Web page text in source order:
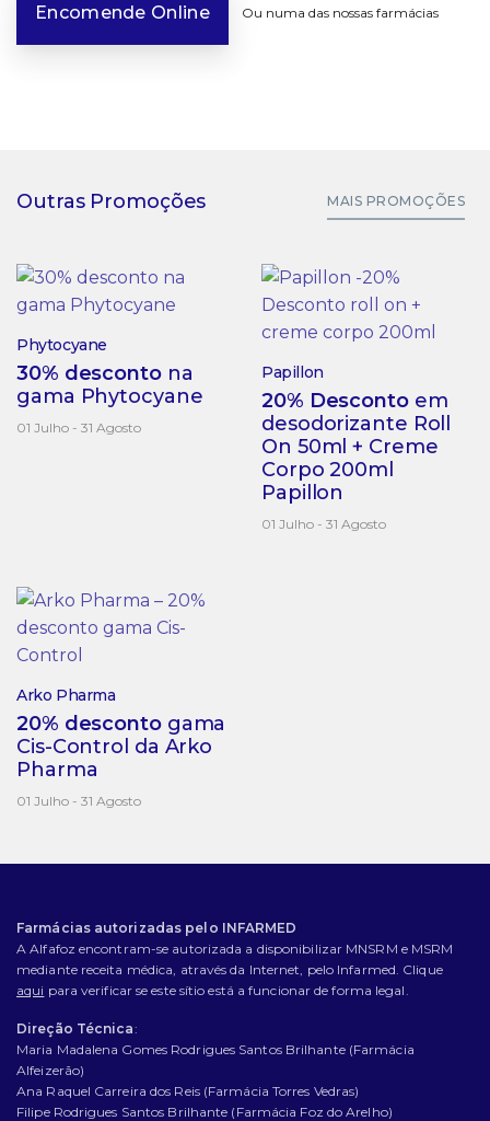
Encomende Online Ou numa das nossas farmácias
Outras Promoções MAIS PROMOÇÕES
Phytocyane
30% descontona
gama Phytocyane
01 Julho - 31 Agosto
Papillon
20% Descontoem
desodorizante Roll
On 50ml + Creme
Corpo 200ml
Papillon
01 Julho - 31 Agosto
Arko Pharma
20% descontogama
Cis-Control da Arko
Pharma
01 Julho - 31 Agosto
Farmácias autorizadas pelo INFARMED
A Alfafoz encontram-se autorizada a disponibilizar MNSRM e MSRM
mediante receita médica, através da Internet, pelo Infarmed. Clique
aqui para verificar se este sítio está a funcionar de forma legal.
Direção Técnica:
Maria Madalena Gomes Rodrigues Santos Brilhante (Farmácia
Alfeizerão)
Ana Raquel Carreira dos Reis (Farmácia Torres Vedras)
Filipe Rodrigues Santos Brilhante (Farmácia Foz do Arelho)